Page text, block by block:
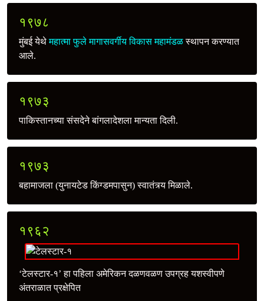
१९७८
मुंबई येथेमहात्मा फुले मागासवर्गीय विकास महामंडळस्थापन करण्यात
आले.
१९७३
पाकिस्तानच्या संसदेने बांगलादेशला मान्यता दिली.
१९७३
बहामाजला (युनायटेड किंग्डमपासुन) स्वातंत्र्य मिळाले.
१९६२
‘टेलस्टार-१’ हा पहिला अमेरिकन दळणवळण उपग्रह यशस्वीपणे
अंतराळात प्रक्षेपित